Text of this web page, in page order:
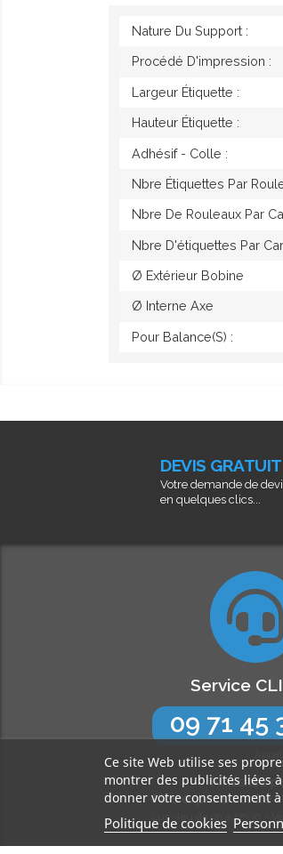
Nature Du Support :
Procédé D'impression :
Largeur Étiquette :
Hauteur Étiquette :
Adhésif - Colle :
Nbre Étiquettes Par
Nbre De Rouleaux Par
Nbre D'étiquettes Par
Ø Extérieur Bobine
Ø Interne Axe
Pour Balance(s) :
DEVIS GRATUIT
Votre demande de
en quelques clics...
Service
09 71 45
N’hésitez
Nos experts sont à
Lun-Jeu de 9h à 17h30 -
Ce site Web utilise ses
montrer des publicités liées
donner votre consentement
Politique de cookies